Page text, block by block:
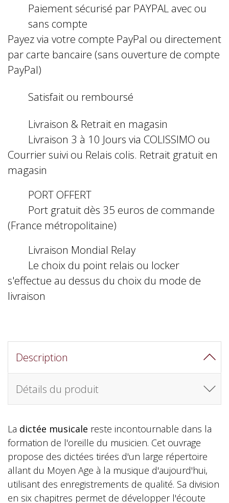
Paiement sécurisé par PAYPAL avec ou
sans compte
Payez via votre compte PayPal ou directement
par carte bancaire (sans ouverture de compte
PayPal)
Satisfait ou remboursé
Livraison & Retrait en magasin
Livraison 3 à 10 Jours via COLISSIMO ou
Courrier suivi ou Relais colis. Retrait gratuit en
magasin
PORT OFFERT
Port gratuit dès 35 euros de commande
(France métropolitaine)
Livraison Mondial Relay
Le choix du point relais ou locker
s'effectue au dessus du choix du mode de
livraison
Description
Détails du produit
La dictée musicale reste incontournable dans la
formation de l'oreille du musicien. Cet ouvrage
propose des dictées tirées d'un large répertoire
allant du Moyen Age à la musique d'aujourd'hui,
utilisant des enregistrements de qualité. Sa division
en six chapitres permet de développer l'écoute